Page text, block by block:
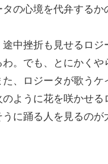
の心境を代弁するか
中挫折も見せるロジ
。でも、とにかくや
、ロジータが歌う
ように花を咲かせる
に踊る人を見るのが